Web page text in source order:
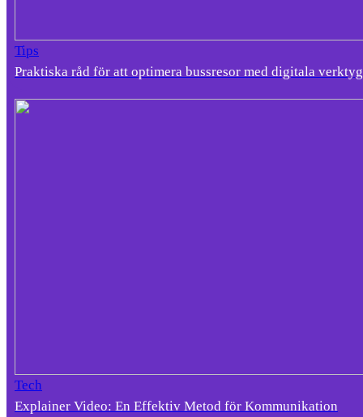
Tips
Praktiska råd för att optimera bussresor med digitala verktyg
Tech
Explainer Video: En Effektiv Metod för Kommunikation